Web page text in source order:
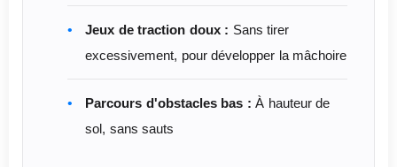
Jeux de traction doux : Sans tirer
excessivement, pour développer la mâchoire
Parcours d'obstacles bas : À hauteur de
sol, sans sauts